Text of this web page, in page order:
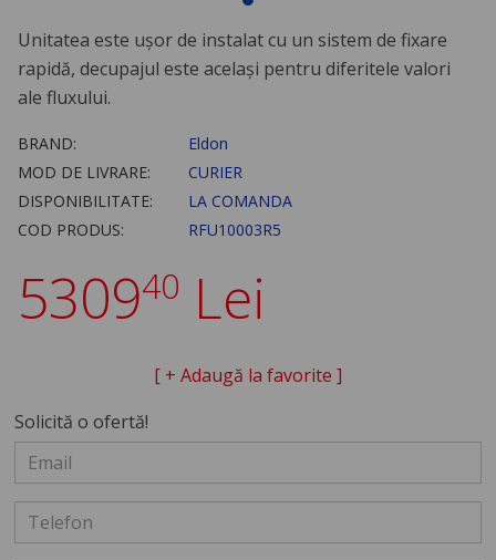
Unitatea este uşor de instalat cu un sistem de fixare
rapidă, decupajul este acelaşi pentru diferitele valori
ale fluxului.
BRAND:
Eldon
MOD DE LIVRARE:
CURIER
DISPONIBILITATE:
LA COMANDA
COD PRODUS:
RFU10003R5
530940 Lei
[ + Adaugă la favorite ]
Solicită o ofertă!